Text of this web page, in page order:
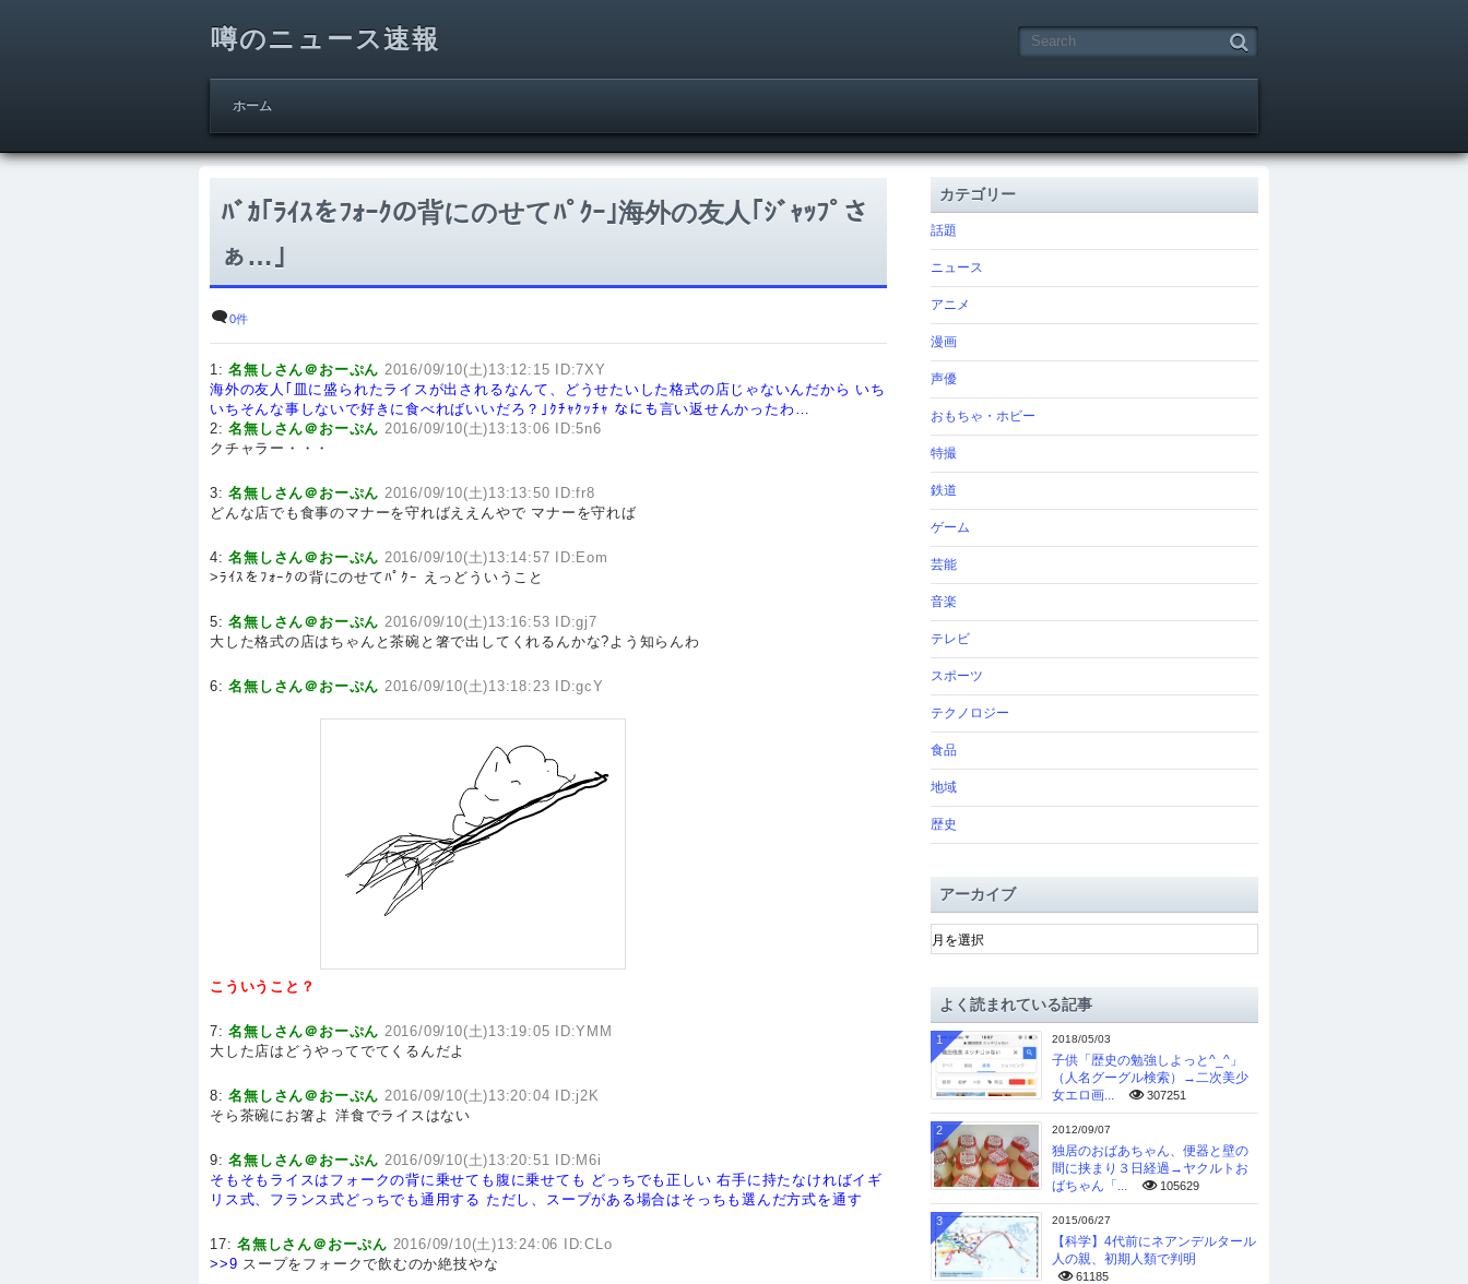
噂のニュース速報
ホーム
ﾊﾞｶ｢ﾗｲｽをﾌｫｰｸの背にのせてﾊﾟｸｰ｣海外の友人｢ｼﾞｬｯﾌﾟさ
ぁ…｣
0件
1:名無しさん＠おーぷん 2016/09/10(土)13:12:15 ID:7XY
海外の友人｢皿に盛られたライスが出されるなんて、どうせたいした格式の店じゃないんだから いち
いちそんな事しないで好きに食べればいいだろ？｣ｸﾁｬｸｯﾁｬ なにも言い返せんかったわ…
2:名無しさん＠おーぷん 2016/09/10(土)13:13:06 ID:5n6
クチャラー・・・
3:名無しさん＠おーぷん 2016/09/10(土)13:13:50 ID:fr8
どんな店でも食事のマナーを守ればええんやで マナーを守れば
4:名無しさん＠おーぷん 2016/09/10(土)13:14:57 ID:Eom
>ﾗｲｽをﾌｫｰｸの背にのせてﾊﾟｸｰ えっどういうこと
5:名無しさん＠おーぷん 2016/09/10(土)13:16:53 ID:gj7
大した格式の店はちゃんと茶碗と箸で出してくれるんかな?よう知らんわ
6:名無しさん＠おーぷん 2016/09/10(土)13:18:23 ID:gcY
こういうこと？
7:名無しさん＠おーぷん 2016/09/10(土)13:19:05 ID:YMM
大した店はどうやってでてくるんだよ
8:名無しさん＠おーぷん 2016/09/10(土)13:20:04 ID:j2K
そら茶碗にお箸よ 洋食でライスはない
9:名無しさん＠おーぷん 2016/09/10(土)13:20:51 ID:M6i
そもそもライスはフォークの背に乗せても腹に乗せても どっちでも正しい 右手に持たなければイギ
リス式、フランス式どっちでも通用する ただし、スープがある場合はそっちも選んだ方式を通す
17:名無しさん＠おーぷん 2016/09/10(土)13:24:06 ID:CLo
>>9 スープをフォークで飲むのか絶技やな
カテゴリー
話題
ニュース
アニメ
漫画
声優
おもちゃ・ホビー
特撮
鉄道
ゲーム
芸能
音楽
テレビ
スポーツ
テクノロジー
食品
地域
歴史
アーカイブ
ア
ー
ブよく読まれている記事
2018/05/03
子供「歴史の勉強しよっと^_^」
（人名グーグル検索）→二次美少
女エロ画...
307251
1
2012/09/07
独居のおばあちゃん、便器と壁の
間に挟まり３日経過→ヤクルトお
ばちゃん「...
105629
2
2015/06/27
【科学】4代前にネアンデルタール
人の親、初期人類で判明
61185
3